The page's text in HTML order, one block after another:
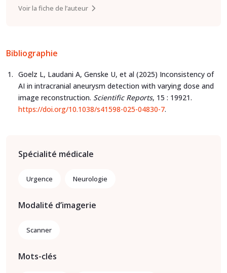
Voir la fiche de l’auteur
Bibliographie
Goelz L, Laudani A, Genske U, et al (2025) Inconsistency of
AI in intracranial aneurysm detection with varying dose and
image reconstruction. Scientific Reports, 15 : 19921.
https://doi.org/10.1038/s41598-025-04830-7.
Spécialité médicale
Urgence Neurologie
Modalité d’imagerie
Scanner
Mots-clés